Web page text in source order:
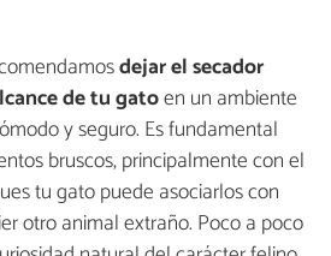
dejar el secador
de tu gatoen un ambiente
y seguro. Es fundamental
bruscos, principalmente con el
tu gato puede asociarlos con
otro animal extraño. Poco a poco